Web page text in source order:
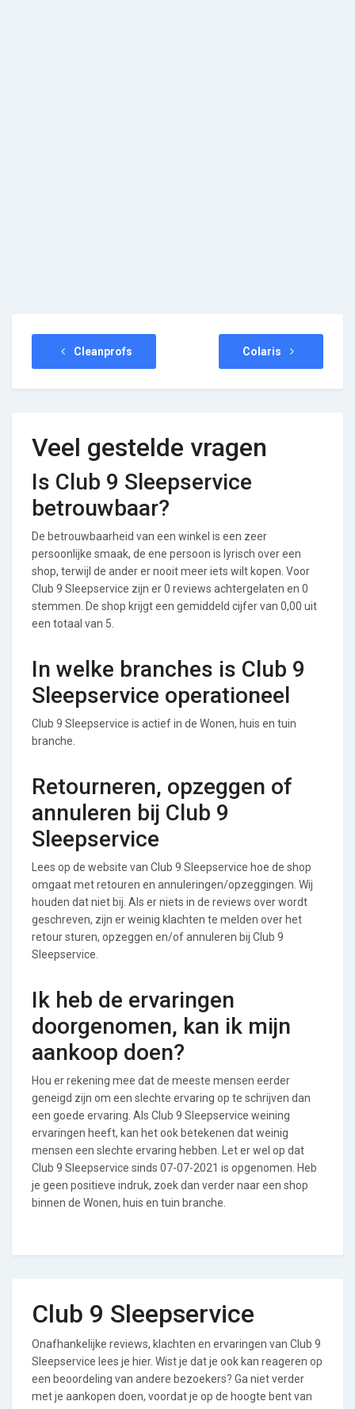
Cleanprofs Colaris
Veel gestelde vragen
Is Club 9 Sleepservice
betrouwbaar?
De betrouwbaarheid van een winkel is een zeer
persoonlijke smaak, de ene persoon is lyrisch over een
shop, terwijl de ander er nooit meer iets wilt kopen. Voor
Club 9 Sleepservice zijn er 0 reviews achtergelaten en 0
stemmen. De shop krijgt een gemiddeld cijfer van 0,00 uit
een totaal van 5.
In welke branches is Club 9
Sleepservice operationeel
Club 9 Sleepservice is actief in de Wonen, huis en tuin
branche.
Retourneren, opzeggen of
annuleren bij Club 9
Sleepservice
Lees op de website van Club 9 Sleepservice hoe de shop
omgaat met retouren en annuleringen/opzeggingen. Wij
houden dat niet bij. Als er niets in de reviews over wordt
geschreven, zijn er weinig klachten te melden over het
retour sturen, opzeggen en/of annuleren bij Club 9
Sleepservice.
Ik heb de ervaringen
doorgenomen, kan ik mijn
aankoop doen?
Hou er rekening mee dat de meeste mensen eerder
geneigd zijn om een slechte ervaring op te schrijven dan
een goede ervaring. Als Club 9 Sleepservice weining
ervaringen heeft, kan het ook betekenen dat weinig
mensen een slechte ervaring hebben. Let er wel op dat
Club 9 Sleepservice sinds 07-07-2021 is opgenomen. Heb
je geen positieve indruk, zoek dan verder naar een shop
binnen de Wonen, huis en tuin branche.
Club 9 Sleepservice
Onafhankelijke reviews, klachten en ervaringen van Club 9
Sleepservice lees je hier. Wist je dat je ook kan reageren op
een beoordeling van andere bezoekers? Ga niet verder
met je aankopen doen, voordat je op de hoogte bent van